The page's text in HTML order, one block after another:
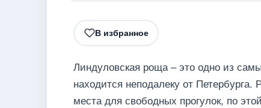
В избранное
Линдуловская роща – это одно из
находится неподалеку от
места для свободных прогулок, по